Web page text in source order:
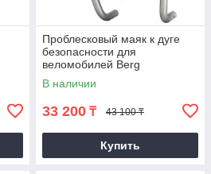
Проблесковый маяк к дуге
безопасности для
веломобилей Berg
В наличии
33 200 ₸ 43 100 ₸
Купить